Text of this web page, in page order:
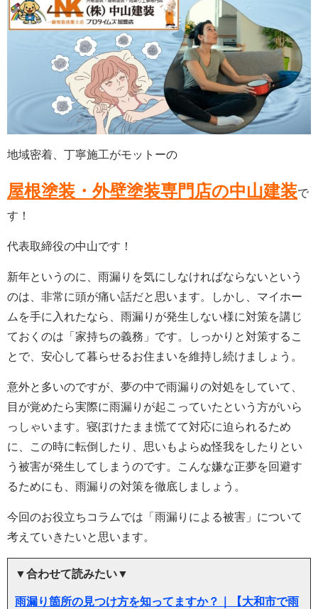
地域密着、丁寧施工がモットーの
屋根塗装・外壁塗装専門店の中山建装で
す！
代表取締役の中山です！
新年というのに、雨漏りを気にしなければならないという
のは、非常に頭が痛い話だと思います。しかし、マイホー
ムを手に入れたなら、雨漏りが発生しない様に対策を講じ
ておくのは「家持ちの義務」です。しっかりと対策するこ
とで、安心して暮らせるお住まいを維持し続けましょう。
意外と多いのですが、夢の中で雨漏りの対処をしていて、
目が覚めたら実際に雨漏りが起こっていたという方がいら
っしゃいます。寝ぼけたまま慌てて対応に迫られるため
に、この時に転倒したり、思いもよらぬ怪我をしたりとい
う被害が発生してしまうのです。こんな嫌な正夢を回避す
るためにも、雨漏りの対策を徹底しましょう。
今回のお役立ちコラムでは「雨漏りによる被害」について
考えていきたいと思います。
▼合わせて読みたい▼
雨漏り箇所の見つけ方を知ってますか？｜【大和市で雨